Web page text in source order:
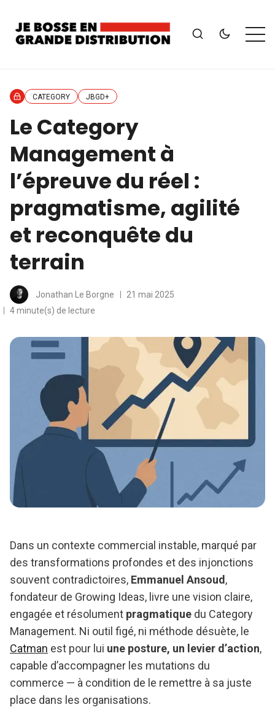
CATEGORY JBGD+
Le Category
Management à
l’épreuve du réel :
pragmatisme, agilité
et reconquête du
terrain
Jonathan Le Borgne
21 mai 2025
4 minute(s) de lecture
Dans un contexte commercial instable, marqué par
des transformations profondes et des injonctions
souvent contradictoires, Emmanuel Ansoud,
fondateur de Growing Ideas, livre une vision claire,
engagée et résolument pragmatique du Category
Management. Ni outil figé, ni méthode désuète, le
Catman est pour lui une posture, un levier d’action,
capable d’accompagner les mutations du
commerce — à condition de le remettre à sa juste
place dans les organisations.